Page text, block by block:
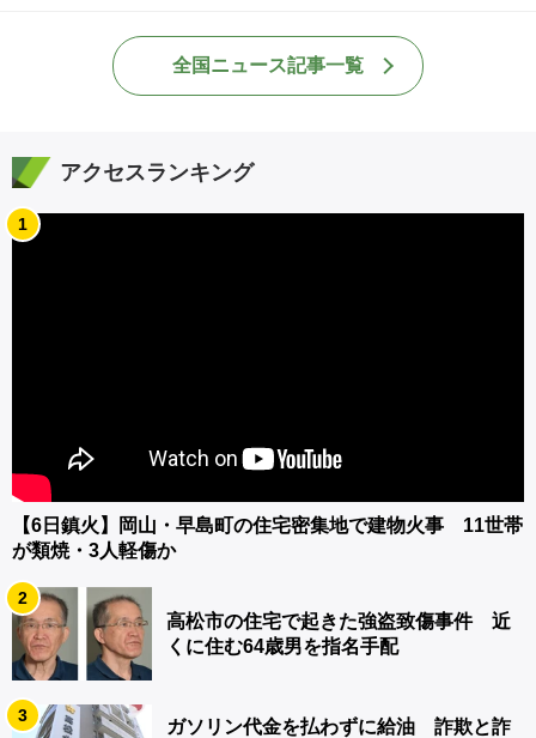
全国ニュース記事一覧
アクセスランキング
1
【6日鎮火】岡山・早島町の住宅密集地で建物火事 11世帯
が類焼・3人軽傷か
2
高松市の住宅で起きた強盗致傷事件 近
くに住む64歳男を指名手配
3
ガソリン代金を払わずに給油 詐欺と詐